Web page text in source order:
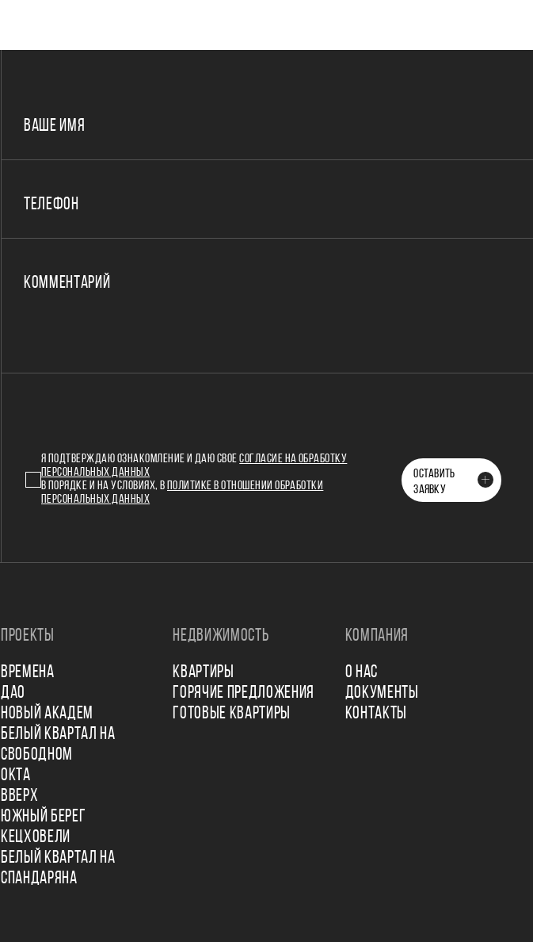
ВАШЕ ИМЯ
ТЕЛЕФОН
КОММЕНТАРИЙ
Я ПОДТВЕРЖДАЮ ОЗНАКОМЛЕНИЕ И ДАЮ СВОЕСОГЛАСИЕ НА ОБРАБОТКУ
ПЕРСОНАЛЬНЫХ ДАННЫХ
В ПОРЯДКЕ И НА УСЛОВИЯХ, В
ПОЛИТИКЕ В ОТНОШЕНИИ ОБРАБОТКИ
ПЕРСОНАЛЬНЫХ ДАННЫХ
ОСТАВИТЬ
ЗАЯВКУ
ПРОЕКТЫ
ВРЕМЕНА
ДАО
НОВЫЙ АКАДЕМ
БЕЛЫЙ КВАРТАЛ НА
СВОБОДНОМ
ОКТА
ВВЕРХ
ЮЖНЫЙ БЕРЕГ
КЕЦХОВЕЛИ
БЕЛЫЙ КВАРТАЛ НА
СПАНДАРЯНА
НЕДВИЖИМОСТЬ
КВАРТИРЫ
ГОРЯЧИЕ ПРЕДЛОЖЕНИЯ
ГОТОВЫЕ КВАРТИРЫ
КОМПАНИЯ
О НАС
ДОКУМЕНТЫ
КОНТАКТЫ